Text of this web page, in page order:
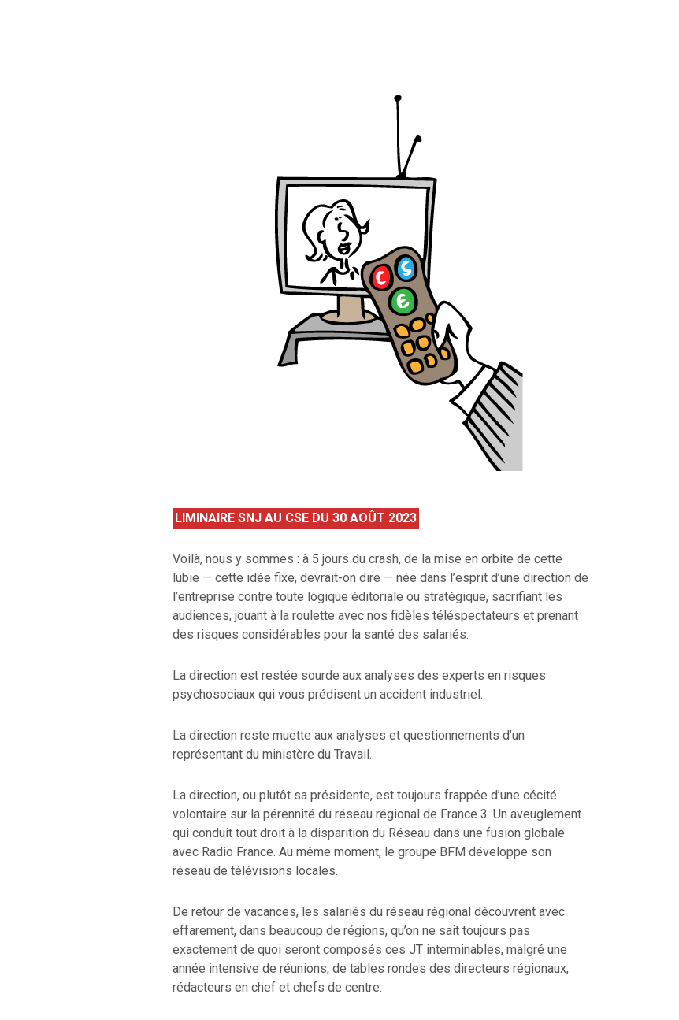
LIMINAIRE SNJ AU CSE DU 30 AOÛT 2023
Voilà, nous y sommes : à 5 jours du crash, de la mise en orbite de cette
lubie — cette idée fixe, devrait-on dire — née dans l’esprit d’une direction de
l’entreprise contre toute logique éditoriale ou stratégique, sacrifiant les
audiences, jouant à la roulette avec nos fidèles téléspectateurs et prenant
des risques considérables pour la santé des salariés.
La direction est restée sourde aux analyses des experts en risques
psychosociaux qui vous prédisent un accident industriel.
La direction reste muette aux analyses et questionnements d’un
représentant du ministère du Travail.
La direction, ou plutôt sa présidente, est toujours frappée d’une cécité
volontaire sur la pérennité du réseau régional de France 3. Un aveuglement
qui conduit tout droit à la disparition du Réseau dans une fusion globale
avec Radio France. Au même moment, le groupe BFM développe son
réseau de télévisions locales.
De retour de vacances, les salariés du réseau régional découvrent avec
effarement, dans beaucoup de régions, qu’on ne sait toujours pas
exactement de quoi seront composés ces JT interminables, malgré une
année intensive de réunions, de tables rondes des directeurs régionaux,
rédacteurs en chef et chefs de centre.